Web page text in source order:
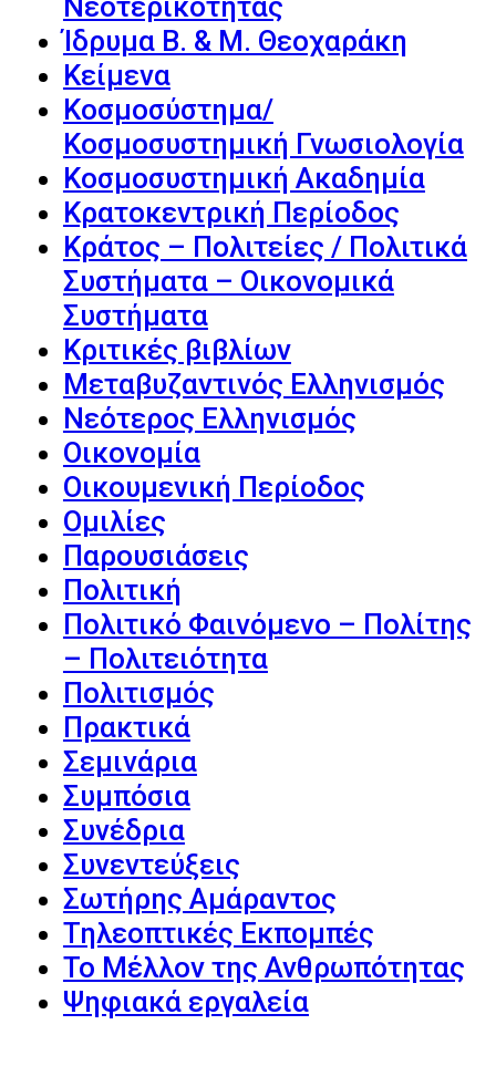
Ίδρυμα Β. & Μ. Θεοχαράκη
Κείμενα
Κοσμοσύστημα/
Κοσμοσυστημική Γνωσιολογία
Κοσμοσυστημική Ακαδημία
Κρατοκεντρική Περίοδος
Κράτος – Πολιτείες / Πολιτικά
Συστήματα – Οικονομικά
Συστήματα
Κριτικές βιβλίων
Μεταβυζαντινός Ελληνισμός
Νεότερος Ελληνισμός
Οικονομία
Οικουμενική Περίοδος
Ομιλίες
Παρουσιάσεις
Πολιτική
Πολιτικό Φαινόμενο – Πολίτης
– Πολιτειότητα
Πολιτισμός
Πρακτικά
Σεμινάρια
Συμπόσια
Συνέδρια
Συνεντεύξεις
Σωτήρης Αμάραντος
Τηλεοπτικές Εκπομπές
Το Μέλλον της Ανθρωπότητας
Ψηφιακά εργαλεία